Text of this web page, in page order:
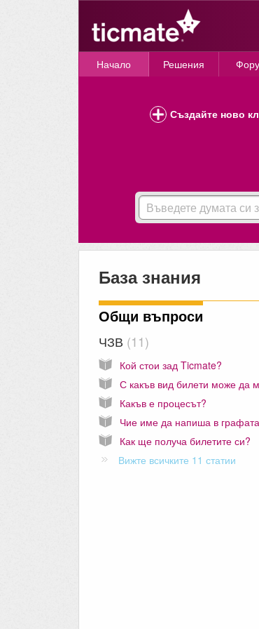
Начало Решения
Създайте ново
База знания
Общи въпроси
ЧЗВ 11
Кой стои зад Ticmate?
Какъв е процесът?
Как ще получа билетите си?
Вижте всичките 11 статии